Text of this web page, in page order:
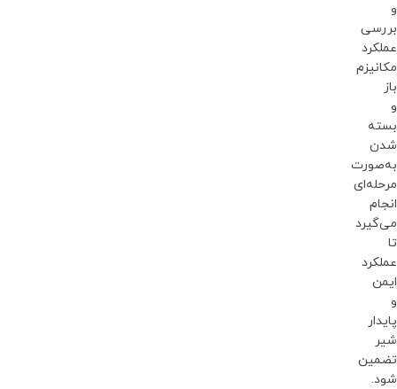
و
بررسی
عملکرد
مکانیزم
باز
و
بسته
شدن
به‌صورت
مرحله‌ای
انجام
می‌گیرد
تا
عملکرد
ایمن
و
پایدار
شیر
تضمین
شود.